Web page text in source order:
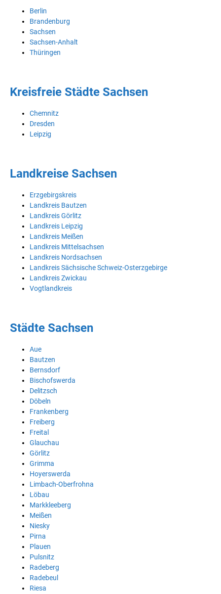
Berlin
Brandenburg
Sachsen
Sachsen-Anhalt
Thüringen
Kreisfreie Städte Sachsen
Chemnitz
Dresden
Leipzig
Landkreise Sachsen
Erzgebirgskreis
Landkreis Bautzen
Landkreis Görlitz
Landkreis Leipzig
Landkreis Meißen
Landkreis Mittelsachsen
Landkreis Nordsachsen
Landkreis Sächsische Schweiz-Osterzgebirge
Landkreis Zwickau
Vogtlandkreis
Städte Sachsen
Aue
Bautzen
Bernsdorf
Bischofswerda
Delitzsch
Döbeln
Frankenberg
Freiberg
Freital
Glauchau
Görlitz
Grimma
Hoyerswerda
Limbach-Oberfrohna
Löbau
Markkleeberg
Meißen
Niesky
Pirna
Plauen
Pulsnitz
Radeberg
Radebeul
Riesa